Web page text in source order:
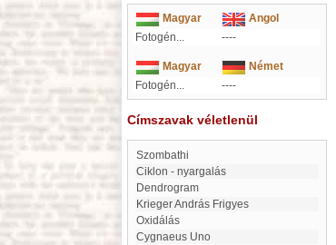
Magyar
Angol
Fotogén...
----
Magyar
Német
Fotogén...
----
Címszavak véletlenül
Szombathi
Ciklon - nyargalás
Dendrogram
Krieger András Frigyes
oxidálás
Cygnaeus Uno